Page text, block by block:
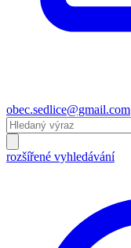
obec.sedlice@gmail.com
rozšířené vyhledávání